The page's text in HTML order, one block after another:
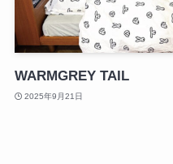
WARMGREY TAIL
2025年9月21日